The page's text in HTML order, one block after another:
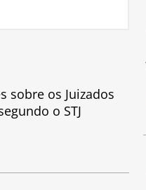
sobre os Juizados
o STJ